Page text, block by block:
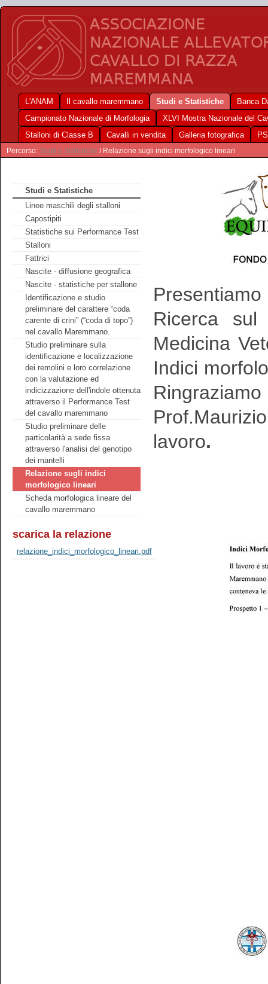
L'ANAM Il cavallo maremmano Studi e Statistiche
Banca
Campionato Nazionale di Morfologia
XLVI Mostra Nazionale del
Stalloni di Classe B
Cavalli in vendita Galleria fotografica
Percorso: Studi e Statistiche / Relazione sugli indici morfologico lineari
Studi e Statistiche
Linee maschili degli stalloni
Capostipiti
Statistiche sui Performance Test
Stalloni
Fattrici
Nascite - diffusione geografica
Nascite - statistiche per stallone
Identificazione e studio
preliminare del carattere “coda
carente di crini” (“coda di topo”)
nel cavallo Maremmano.
Studio preliminare sulla
identificazione e localizzazione
dei remolini e loro correlazione
con la valutazione ed
indicizzazione dell'indole ottenuta
attraverso il Performance Test
del cavallo maremmano
Studio preliminare delle
particolarità a sede fissa
attraverso l'analisi del genotipo
dei mantelli
Relazione sugli indici
morfologico lineari
Scheda morfologica lineare del
cavallo maremmano
scarica la relazione
relazione_indici_morfologico_lineari.pdf
Ricerca sul
Medicina
Indici
lavoro.